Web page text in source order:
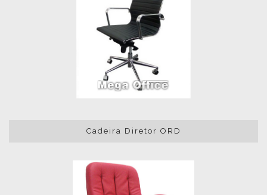
Cadeira Diretor ORD